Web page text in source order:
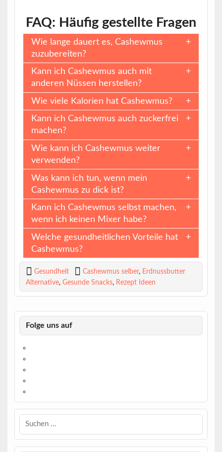
FAQ: Häufig gestellte Fragen
Wie lange dauert es, Cashewmus
zuzubereiten?
Kann ich Cashewmus auch mit
anderen Nüssen herstellen?
Wie viele Kalorien hat Cashewmus?
Kann ich Cashewmus auch zuckerfrei
machen?
Wie kann ich Cashewmus weiter
verwenden?
Was kann ich tun, wenn mein
Cashewmus zu dick ist?
Kann ich Cashewmus selbst machen,
wenn ich keinen Mixer habe?
Welche gesundheitlichen Vorteile hat
Cashewmus?
Gesundheit Cashewmus selber, Erdnussbutter
Alternative, Gesunde Snacks, Rezept Ideen
Folge uns auf